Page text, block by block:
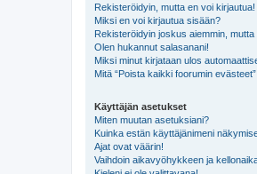
Rekisteröidyin, mutta en voi kirjautua!
Miksi en voi kirjautua sisään?
Rekisteröidyin joskus aiemmin,
Olen hukannut salasanani!
Miksi minut kirjataan ulos
Mitä “Poista kaikki foorumin
Käyttäjän asetukset
Miten muutan asetuksiani?
Kuinka estän käyttäjänimeni
Ajat ovat väärin!
Vaihdoin aikavyöhykkeen ja